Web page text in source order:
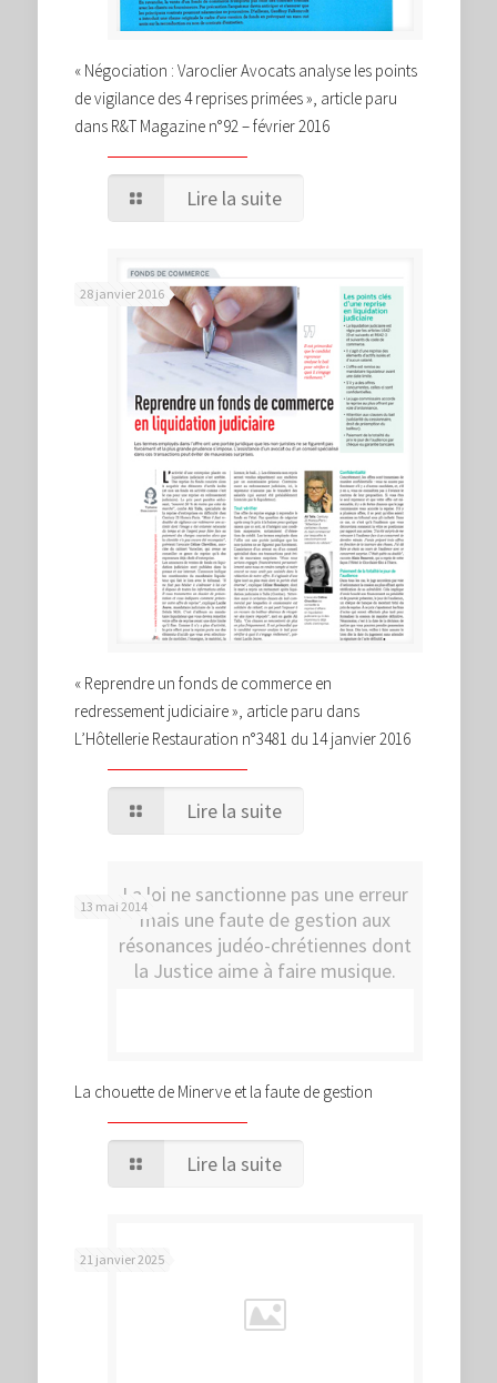
« Négociation : Varoclier Avocats analyse les points
de vigilance des 4 reprises primées », article paru
dans R&T Magazine n°92 – février 2016
Lire la suite
28 janvier 2016
« Reprendre un fonds de commerce en
redressement judiciaire », article paru dans
L’Hôtellerie Restauration n°3481 du 14 janvier 2016
Lire la suite
La loi ne sanctionne pas une erreur
mais une faute de gestion aux
résonances judéo-chrétiennes dont
la Justice aime à faire musique.
13 mai 2014
La chouette de Minerve et la faute de gestion
Lire la suite
21 janvier 2025